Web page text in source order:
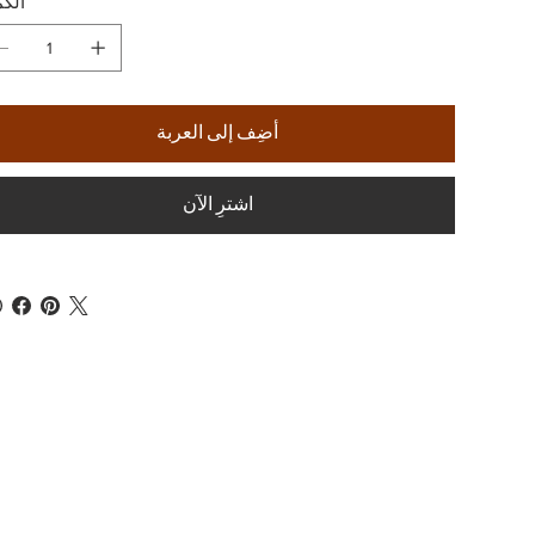
أضِف إلى العربة
اشترِ الآن